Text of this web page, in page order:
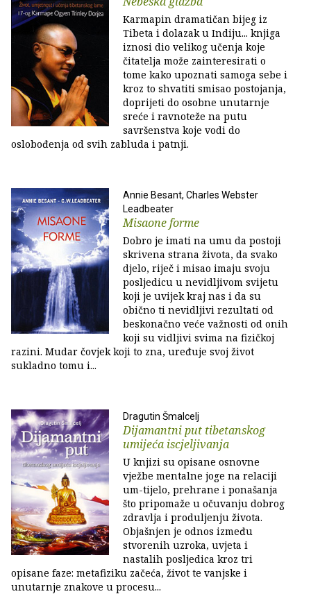
Karmapin dramatičan bijeg iz
Tibeta i dolazak u Indiju... knjiga
iznosi dio velikog učenja koje
čitatelja može zainteresirati o
tome kako upoznati samoga sebe i
kroz to shvatiti smisao postojanja,
doprijeti do osobne unutarnje
sreće i ravnoteže na putu
savršenstva koje vodi do
oslobođenja od svih zabluda i patnji.
Annie Besant, Charles Webster
Leadbeater
Misaone forme
Dobro je imati na umu da postoji
skrivena strana života, da svako
djelo, riječ i misao imaju svoju
posljedicu u nevidljivom svijetu
koji je uvijek kraj nas i da su
obično ti nevidljivi rezultati od
beskonačno veće važnosti od onih
koji su vidljivi svima na fizičkoj
razini. Mudar čovjek koji to zna, uređuje svoj život
sukladno tomu i...
Dragutin Šmalcelj
Dijamantni put tibetanskog
umijeća iscjeljivanja
U knjizi su opisane osnovne
vježbe mentalne joge na relaciji
um-tijelo, prehrane i ponašanja
što pripomaže u očuvanju dobrog
zdravlja i produljenju života.
Objašnjen je odnos između
stvorenih uzroka, uvjeta i
nastalih posljedica kroz tri
opisane faze: metafiziku začeća, život te vanjske i
unutarnje znakove u procesu...